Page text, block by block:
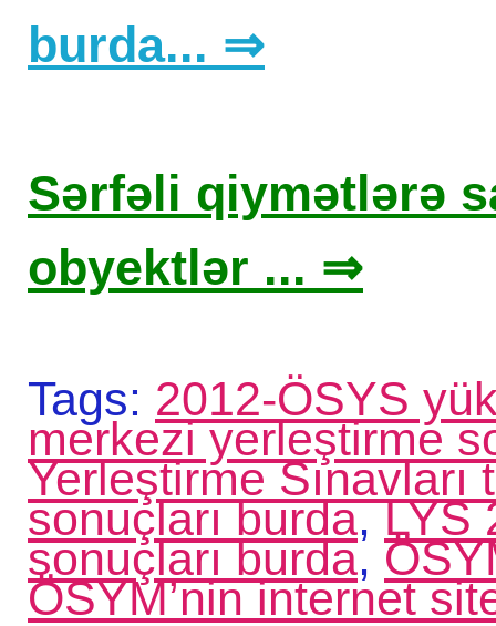
burda... ⇒
Sərfəli qiymətlərə
obyektlər ... ⇒
Tags: 2012-ÖSYS
merkezi yerleştirme
Yerleştirme
sonuçları burda,LYS
sonuçları burda,
ÖSYM’nin internet